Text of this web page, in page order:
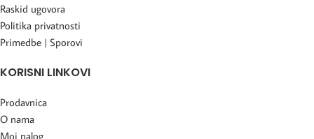
Raskid ugovora
Politika privatnosti
Primedbe | Sporovi
KORISNI LINKOVI
Prodavnica
O nama
Moj nalog